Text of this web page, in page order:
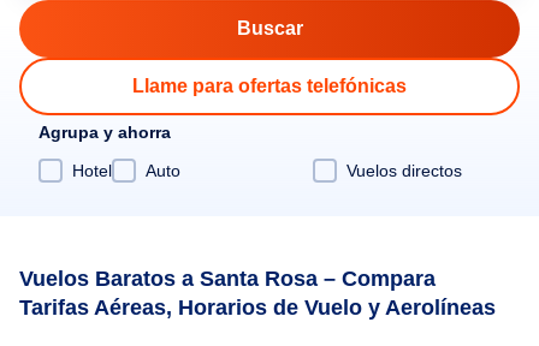
Llame para ofertas telefónicas
Agrupa y ahorra
Hotel
Auto Vuelos directos
Vuelos Baratos a Santa Rosa – Compara
Tarifas Aéreas, Horarios de Vuelo y Aerolíneas